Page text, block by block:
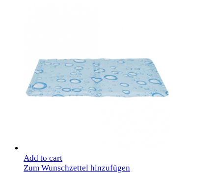
Add to cart
Zum Wunschzettel hinzufügen